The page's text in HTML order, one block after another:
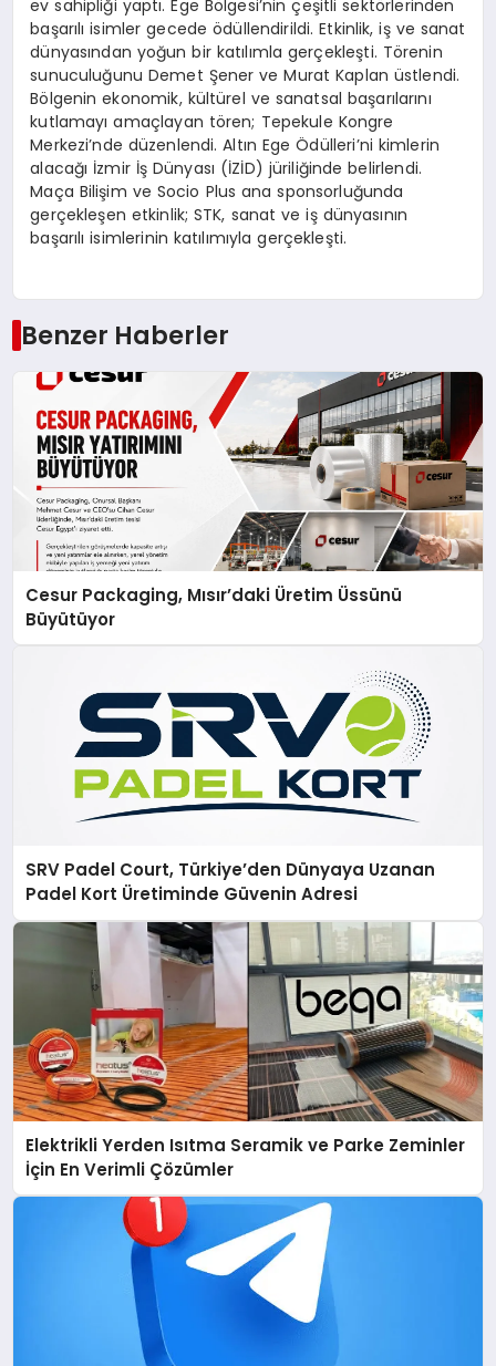
ev sahipliği yaptı. Ege Bölgesi’nin çeşitli sektörlerinden
başarılı isimler gecede ödüllendirildi. Etkinlik, iş ve sanat
dünyasından yoğun bir katılımla gerçekleşti. Törenin
sunuculuğunu Demet Şener ve Murat Kaplan üstlendi.
Bölgenin ekonomik, kültürel ve sanatsal başarılarını
kutlamayı amaçlayan tören; Tepekule Kongre
Merkezi’nde düzenlendi. Altın Ege Ödülleri’ni kimlerin
alacağı İzmir İş Dünyası (İZİD) jüriliğinde belirlendi.
Maça Bilişim ve Socio Plus ana sponsorluğunda
gerçekleşen etkinlik; STK, sanat ve iş dünyasının
başarılı isimlerinin katılımıyla gerçekleşti.
Benzer Haberler
Cesur Packaging, Mısır’daki Üretim Üssünü
Büyütüyor
SRV Padel Court, Türkiye’den Dünyaya Uzanan
Padel Kort Üretiminde Güvenin Adresi
Elektrikli Yerden Isıtma Seramik ve Parke Zeminler
İçin En Verimli Çözümler